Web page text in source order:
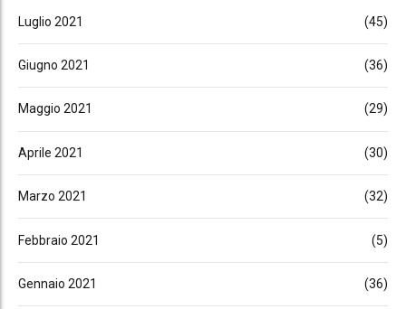
Luglio 2021 (45)
Giugno 2021 (36)
Maggio 2021 (29)
Aprile 2021 (30)
Marzo 2021 (32)
Febbraio 2021 (5)
Gennaio 2021 (36)